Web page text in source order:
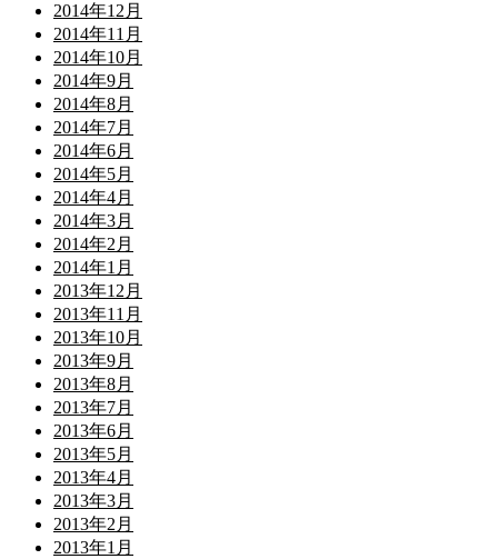
2014年12月
2014年11月
2014年10月
2014年9月
2014年8月
2014年7月
2014年6月
2014年5月
2014年4月
2014年3月
2014年2月
2014年1月
2013年12月
2013年11月
2013年10月
2013年9月
2013年8月
2013年7月
2013年6月
2013年5月
2013年4月
2013年3月
2013年2月
2013年1月